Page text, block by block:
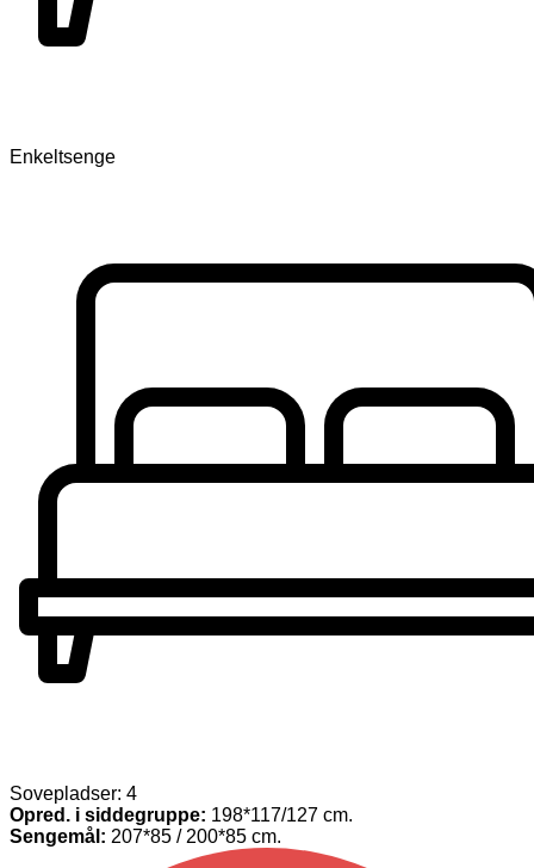
Enkeltsenge
Sovepladser: 4
Opred. i siddegruppe: 198*117/127 cm.
Sengemål: 207*85 / 200*85 cm.